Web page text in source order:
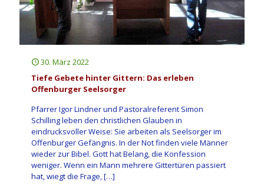
30. März 2022
Tiefe Gebete hinter Gittern: Das erleben
Offenburger Seelsorger
Pfarrer Igor Lindner und Pastoralreferent Simon
Schilling leben den christlichen Glauben in
eindrucksvoller Weise: Sie arbeiten als Seelsorger im
Offenburger Gefängnis. In der Not finden viele Männer
wieder zur Bibel. Gott hat Belang, die Konfession
weniger. Wenn ein Mann mehrere Gittertüren passiert
hat, wiegt die Frage,[…]